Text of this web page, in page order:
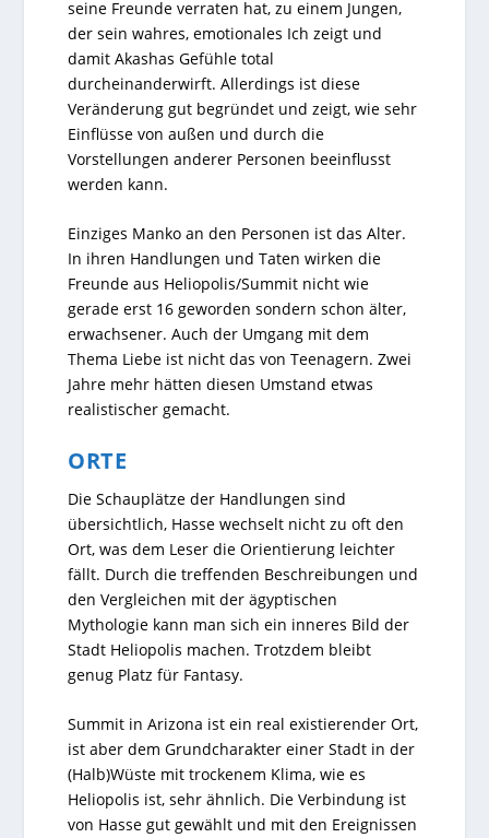
seine Freunde verraten hat, zu einem Jungen,
der sein wahres, emotionales Ich zeigt und
damit Akashas Gefühle total
durcheinanderwirft. Allerdings ist diese
Veränderung gut begründet und zeigt, wie sehr
Einflüsse von außen und durch die
Vorstellungen anderer Personen beeinflusst
werden kann.
Einziges Manko an den Personen ist das Alter.
In ihren Handlungen und Taten wirken die
Freunde aus Heliopolis/Summit nicht wie
gerade erst 16 geworden sondern schon älter,
erwachsener. Auch der Umgang mit dem
Thema Liebe ist nicht das von Teenagern. Zwei
Jahre mehr hätten diesen Umstand etwas
realistischer gemacht.
ORTE
Die Schauplätze der Handlungen sind
übersichtlich, Hasse wechselt nicht zu oft den
Ort, was dem Leser die Orientierung leichter
fällt. Durch die treffenden Beschreibungen und
den Vergleichen mit der ägyptischen
Mythologie kann man sich ein inneres Bild der
Stadt Heliopolis machen. Trotzdem bleibt
genug Platz für Fantasy.
Summit in Arizona ist ein real existierender Ort,
ist aber dem Grundcharakter einer Stadt in der
(Halb)Wüste mit trockenem Klima, wie es
Heliopolis ist, sehr ähnlich. Die Verbindung ist
von Hasse gut gewählt und mit den Ereignissen